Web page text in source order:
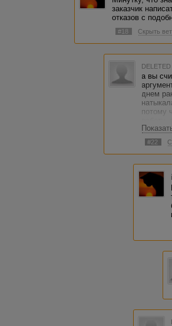
заказчик
отказов с
#18 Скрыть
DELETED
а вы
днем
потому
первую,
права?
#22